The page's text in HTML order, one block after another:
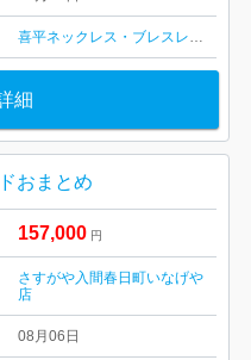
喜平ネックレス・ブレスレット
細
おまとめ
157,000 円
さすがや入間春日町いなげや
店
08月06日